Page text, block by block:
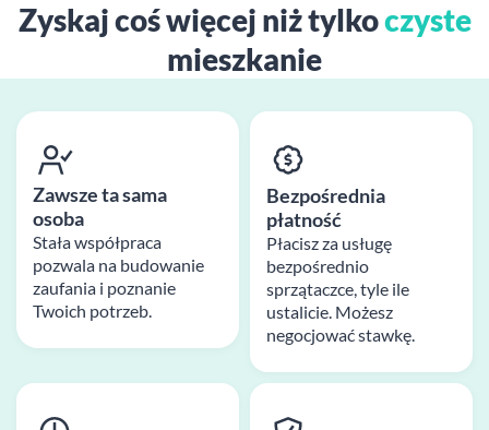
Zyskaj coś więcej niż tylkoczyste
mieszkanie
Zawsze ta sama
osoba
Stała współpraca
pozwala na budowanie
zaufania i poznanie
Twoich potrzeb.
Bezpośrednia
płatność
Płacisz za usługę
bezpośrednio
sprzątaczce, tyle ile
ustalicie. Możesz
negocjować stawkę.